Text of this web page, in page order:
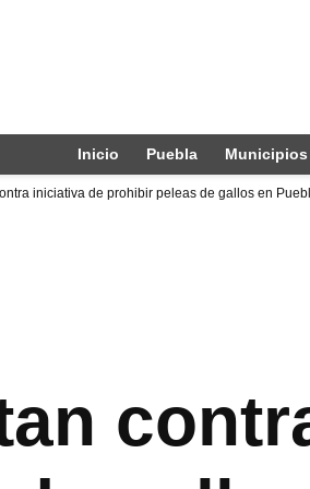
Inicio Puebla Municipios
iniciativa de prohibir peleas de gallos en